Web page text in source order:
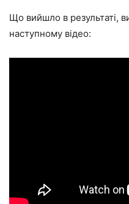
Що вийшло в результаті,
наступному відео: